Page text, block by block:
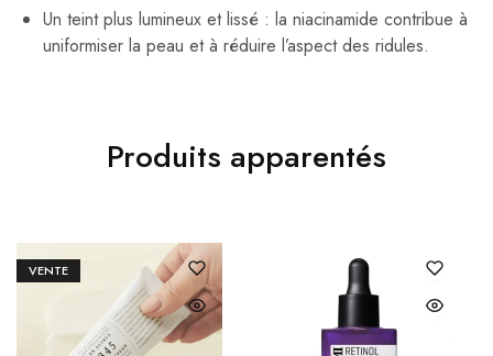
Un teint plus lumineux et lissé : la niacinamide contribue à
uniformiser la peau et à réduire l’aspect des ridules.
Produits apparentés
VENTE